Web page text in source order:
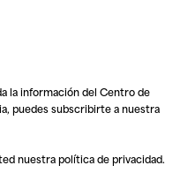
la información del Centro de
puedes subscribirte a nuestra
nuestrapolítica de privacidad.